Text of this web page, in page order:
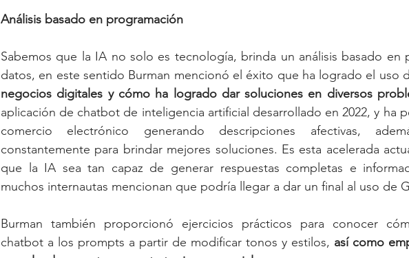
Análisis basado en programación
Sabemos que la IA no solo es tecnología, brinda un análisis basado en
datos, en este sentido Burman mencionó el éxito que ha logrado el uso
negocios digitales y cómo ha logrado dar soluciones en diversos
aplicación de chatbot de inteligencia artificial desarrollado en 2022, y ha
comercio electrónico generando descripciones afectivas,
constantemente para brindar mejores soluciones. Es esta acelerada
que la IA sea tan capaz de generar respuestas completas e
muchos internautas mencionan que podría llegar a dar un final al uso de
Burman también proporcionó ejercicios prácticos para conocer
chatbot a los prompts a partir de modificar tonos y estilos, así como